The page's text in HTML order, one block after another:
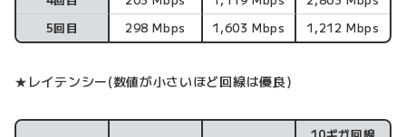
5回目
298 Mbps 1,603 Mbps 1,212 Mbps
★レイテンシー(数値が小さいほど回線は優良)